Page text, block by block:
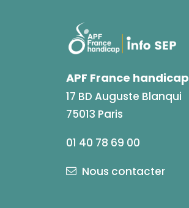
APF France handicap
17 BD Auguste Blanqui
75013 Paris
01 40 78 69 00
Nous contacter